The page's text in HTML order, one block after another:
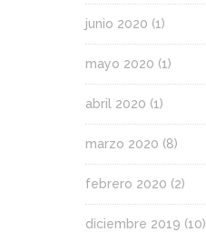
junio 2020 (1)
mayo 2020 (1)
abril 2020 (1)
marzo 2020 (8)
febrero 2020 (2)
diciembre 2019 (10)